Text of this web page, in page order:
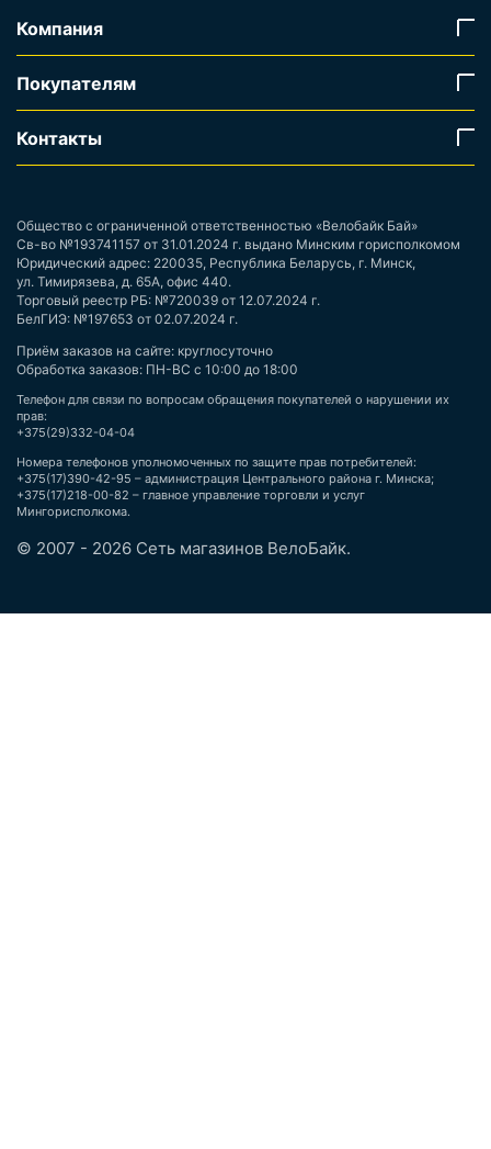
Компания
Покупателям
Контакты
Общество с ограниченной ответственностью «Велобайк Бай»
Св-во №193741157 от 31.01.2024 г. выдано Минским горисполкомом
Юридический адрес: 220035, Республика Беларусь, г. Минск,
ул. Тимирязева, д. 65А, офис 440.
Торговый реестр РБ: №720039 от 12.07.2024 г.
БелГИЭ: №197653 от 02.07.2024 г.
Приём заказов на сайте: круглосуточно
Обработка заказов: ПН-ВС с 10:00 до 18:00
Телефон для связи по вопросам обращения покупателей о нарушении их
прав:
+375(29)332-04-04
Номера телефонов уполномоченных по защите прав потребителей:
+375(17)390-42-95 – администрация Центрального района г. Минска;
+375(17)218-00-82 – главное управление торговли и услуг
Мингорисполкома.
© 2007 - 2026 Сеть магазинов ВелоБайк.